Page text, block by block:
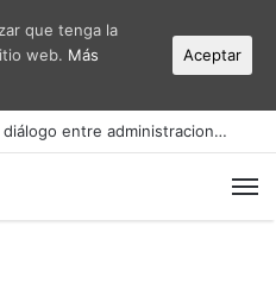
El PSOE pide una mesa de diálogo entre administraciones y vecinos por el ruido del aeropuerto Alicante-Elche
que tenga la
web. Más
Aceptar